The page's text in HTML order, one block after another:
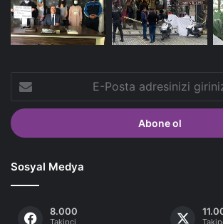
Posta
adresinizi
giriniz
Sosyal Medya
8.000
Takipçi